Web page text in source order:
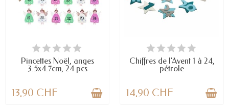
EN STOCK
Pincettes Noël, anges
3.5x4.7cm, 24 pcs
13,90 CHF
EN STOCK
Chiffres de l'Avent 1 à 24,
pétrole
14,90 CHF